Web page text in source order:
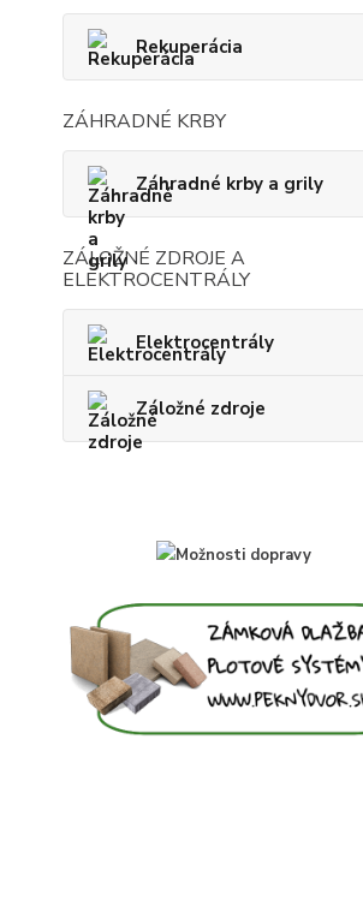
Rekuperácia
ZÁHRADNÉ KRBY
Záhradné krby a grily
ZÁLOŽNÉ ZDROJE A
ELEKTROCENTRÁLY
Elektrocentrály
Záložné zdroje